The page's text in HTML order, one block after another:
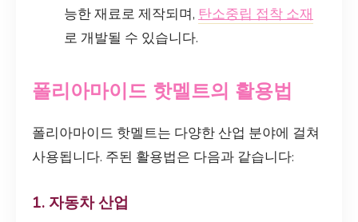
능한 재료로 제작되며, 탄소중립 접착 소재
로 개발될 수 있습니다.
폴리아마이드 핫멜트의 활용법
폴리아마이드 핫멜트는 다양한 산업 분야에 걸쳐
사용됩니다. 주된 활용법은 다음과 같습니다:
1. 자동차 산업